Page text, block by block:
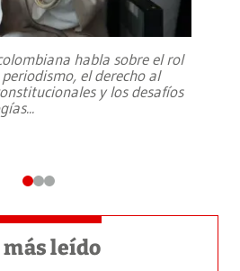
habla sobre el rol
el derecho al
y los desafíos
...
más leído